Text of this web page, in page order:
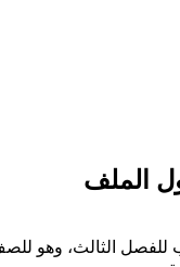
الملف
للفصل الثالث، وهو